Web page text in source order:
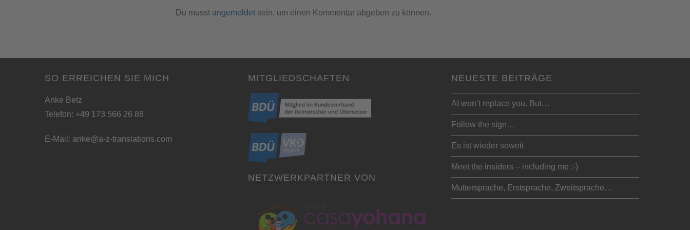
Du musst angemeldet sein, um einen Kommentar abgeben zu können.
SO ERREICHEN SIE MICH
Anke Betz
Telefon: +49 173 566 26 88
E-Mail: anke@a-z-translations.com
MITGLIEDSCHAFTEN
NETZWERKPARTNER VON
NEUESTE BEITRÄGE
AI won’t replace you. But…
Follow the sign…
Es ist wieder soweit
Meet the insiders – including me :-)
Muttersprache, Erstsprache, Zweitsprache…